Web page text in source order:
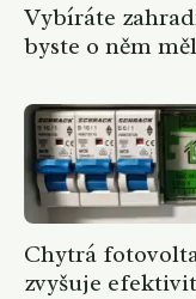
Vybíráte
byste o něm
Chytrá
zvyšuje